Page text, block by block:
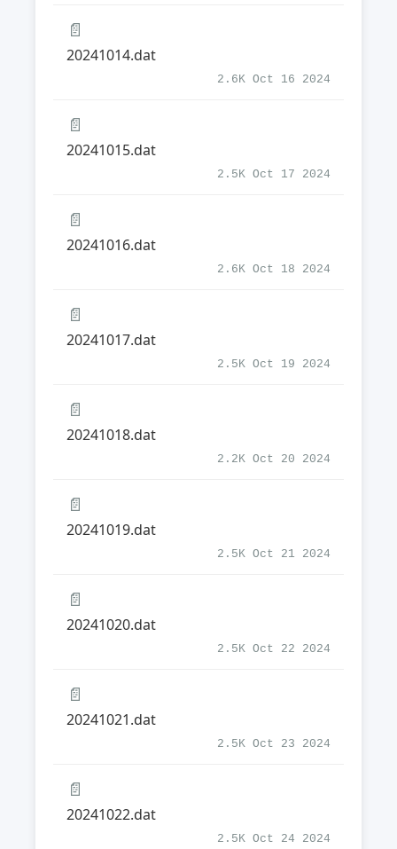
📄
20241014.dat
2.6K Oct 16 2024
📄
20241015.dat
2.5K Oct 17 2024
📄
20241016.dat
2.6K Oct 18 2024
📄
20241017.dat
2.5K Oct 19 2024
📄
20241018.dat
2.2K Oct 20 2024
📄
20241019.dat
2.5K Oct 21 2024
📄
20241020.dat
2.5K Oct 22 2024
📄
20241021.dat
2.5K Oct 23 2024
📄
20241022.dat
2.5K Oct 24 2024